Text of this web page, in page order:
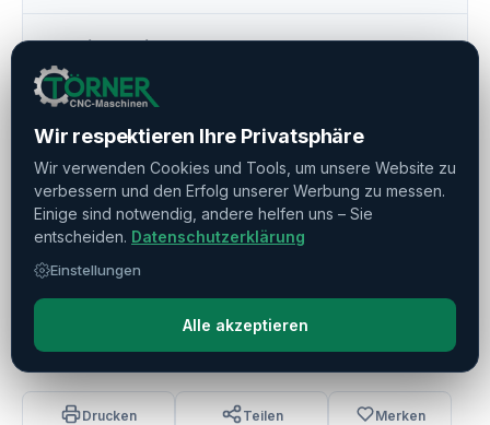
Betriebszeiten ▼
Eilgang
Kühlmittelsystem
Späneförderer
Abmessungen / Gewicht
Drucken Teilen Merken
Wir respektieren Ihre Privatsphäre
Wir verwenden Cookies und Tools, um unsere Website zu
verbessern und den Erfolg unserer Werbung zu messen.
Einige sind notwendig, andere helfen uns – Sie
entscheiden. Datenschutzerklärung
Einstellungen
Alle akzeptieren